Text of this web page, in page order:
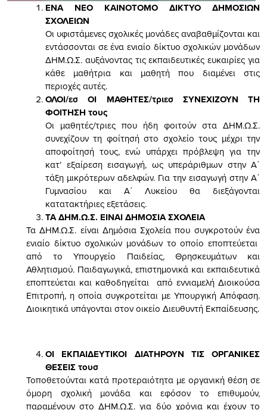
ΕΝΑ ΝΕΟ ΚΑΙΝΟΤΟΜΟ ΔΙΚΤΥΟ ΔΗΜΟΣΙΩΝ
ΣΧΟΛΕΙΩΝ
Οι υφιστάμενες σχολικές μονάδες αναβαθμίζονται και
εντάσσονται σε ένα ενιαίο δίκτυο σχολικών μονάδων
ΔΗΜ.Ω.Σ. αυξάνοντας τις εκπαιδευτικές ευκαιρίες για
κάθε μαθήτρια και μαθητή που διαμένει στις
περιοχές αυτές.
ΟΛΟΙ/εσ ΟΙ ΜΑΘΗΤΕΣ/τριεσ ΣΥΝΕΧΙΖΟΥΝ ΤΗ
ΦΟΙΤΗΣΗ τους
Οι μαθητές/τριες που ήδη φοιτούν στα ΔΗΜ.Ω.Σ.
συνεχίζουν τη φοίτησή στο σχολείο τους μέχρι την
αποφοίτησή τους, ενώ υπάρχει πρόβλεψη για την
κατ’ εξαίρεση εισαγωγή, ως υπεράριθμων στην Α΄
τάξη μικρότερων αδελφών. Για την εισαγωγή στην Α΄
Γυμνασίου και Α΄ Λυκείου θα διεξάγονται
κατατακτήριες εξετάσεις.
TAΔΗΜ.Ω.Σ. ΕΙΝΑΙ ΔΗΜΟΣΙΑ ΣΧΟΛΕΙΑ
Τα ΔΗΜ.Ω.Σ. είναι Δημόσια Σχολεία που συγκροτούν ένα
ενιαίο δίκτυο σχολικών μονάδων το οποίο εποπτεύεται
από το Υπουργείο Παιδείας, Θρησκευμάτων και
Αθλητισμού. Παιδαγωγικά, επιστημονικά και εκπαιδευτικά
εποπτεύεται και καθοδηγείται από εννιαμελή Διοικούσα
Επιτροπή, η οποία συγκροτείται με Υπουργική Απόφαση.
Διοικητικά υπάγονται στον οικείο Διευθυντή Εκπαίδευσης.
ΟΙ ΕΚΠΑΙΔΕΥΤΙΚΟΙ ΔΙΑΤΗΡΟΥΝ ΤΙΣ ΟΡΓΑΝΙΚΕΣ
ΘΕΣΕΙΣ τουσ
Τοποθετούνται κατά προτεραιότητα με οργανική θέση σε
όμορη σχολική μονάδα και εφόσον το επιθυμούν,
παραμένουν στο ΔΗΜ.Ω.Σ. για δύο χρόνια και έχουν το